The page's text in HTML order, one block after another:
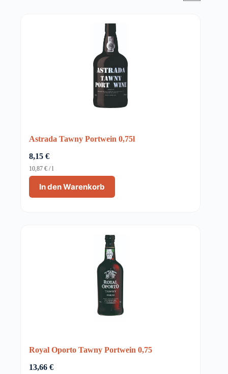
Astrada Tawny Portwein 0,75l
8,15 €
In den Warenkorb
10,87 € /l
Royal Oporto Tawny Portwein 0,75
13,66 €